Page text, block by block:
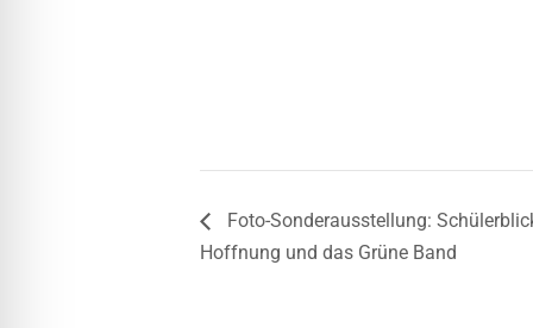
Foto-Sonderausstellung:
Hoffnung und das Grüne Band